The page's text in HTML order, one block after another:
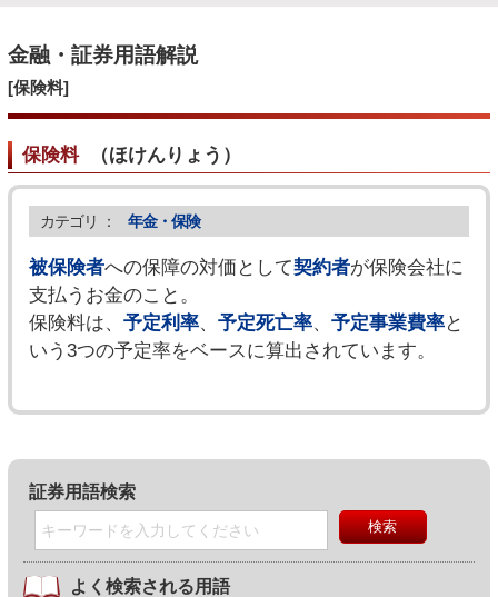
金融・証券用語解説
[保険料]
保険料（ほけんりょう ）
カテゴリ ： 年金・保険
被保険者への保障の対価として契約者が保険会社に
支払うお金のこと。
保険料は、 予定利率、 予定死亡率、 予定事業費率と
いう3つの予定率をベースに算出されています。
証券用語検索
よく検索される用語